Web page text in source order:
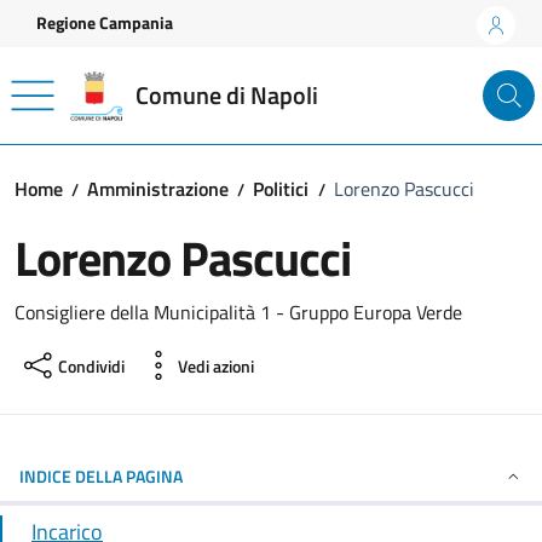
Vai ai contenuti
Vai al footer
Regione Campania
Comune di Napoli
Home Amministrazione Politici Lorenzo Pascucci
Lorenzo Pascucci
Consigliere della Municipalità 1 - Gruppo Europa Verde
Condividi Vedi azioni
INDICE DELLA PAGINA
Incarico